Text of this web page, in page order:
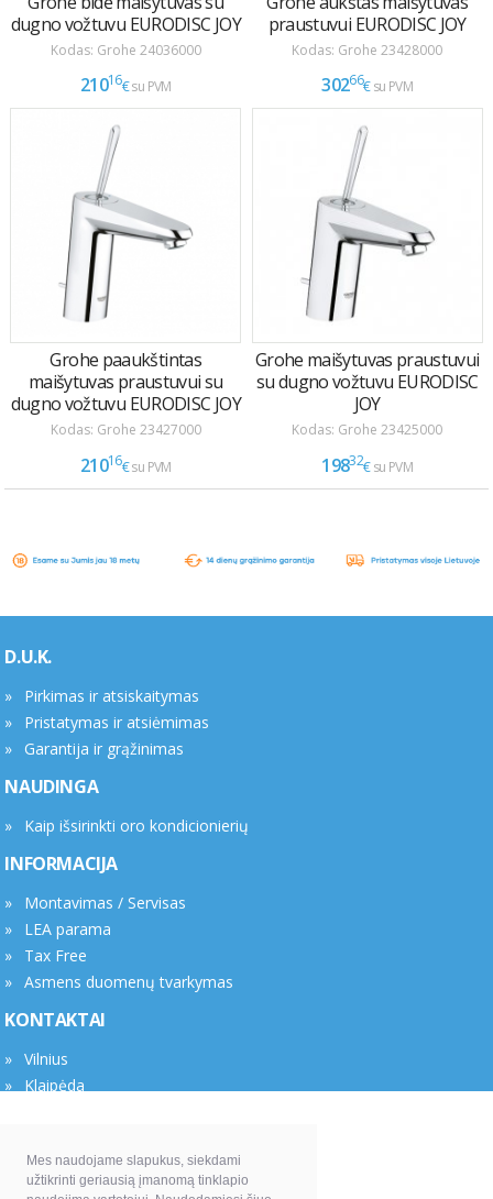
Mes naudojame slapukus, siekdami
užtikrinti geriausią įmanomą tinklapio
D.U.K.
Pirkimas ir atsiskaitymas
Pristatymas ir atsiėmimas
Garantija ir grąžinimas
NAUDINGA
Kaip išsirinkti oro kondicionierių
INFORMACIJA
Montavimas / Servisas
LEA parama
Tax Free
Asmens duomenų tvarkymas
KONTAKTAI
Vilnius
Klaipėda
UAB "Anaga" el. parduotuvė ciupk.lt